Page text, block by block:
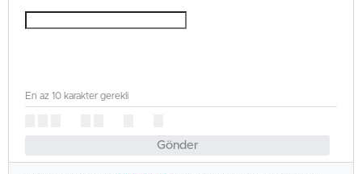
Gönder
En az 10 karakter gerekli